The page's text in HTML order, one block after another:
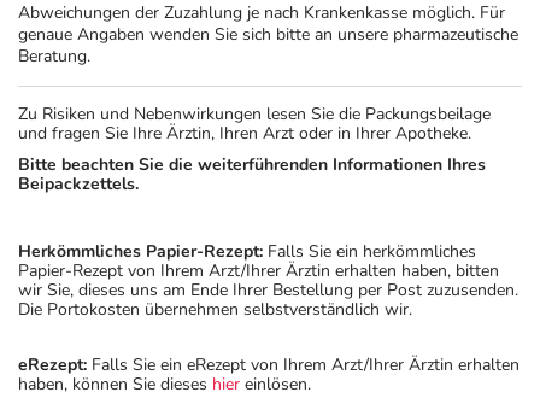
Abweichungen der Zuzahlung je nach Krankenkasse möglich. Für
genaue Angaben wenden Sie sich bitte an unsere pharmazeutische
Beratung.
Zu Risiken und Nebenwirkungen lesen Sie die Packungsbeilage
und fragen Sie Ihre Ärztin, Ihren Arzt oder in Ihrer Apotheke.
Bitte beachten Sie die weiterführenden Informationen Ihres
Beipackzettels.
Herkömmliches Papier-Rezept: Falls Sie ein herkömmliches
Papier-Rezept von Ihrem Arzt/Ihrer Ärztin erhalten haben, bitten
wir Sie, dieses uns am Ende Ihrer Bestellung per Post zuzusenden.
Die Portokosten übernehmen selbstverständlich wir.
eRezept: Falls Sie ein eRezept von Ihrem Arzt/Ihrer Ärztin erhalten
haben, können Sie dieses hier einlösen.